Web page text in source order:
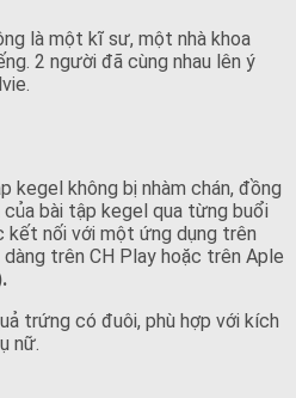
là một kĩ sư, một nhà khoa
2 người đã cùng nhau lên ý
kegel không bị nhàm chán, đồng
bài tập kegel qua từng buổi
kết nối với một ứng dụng trên
trên CH Play hoặc trên Aple
trứng có đuôi, phù hợp với kích
nữ.